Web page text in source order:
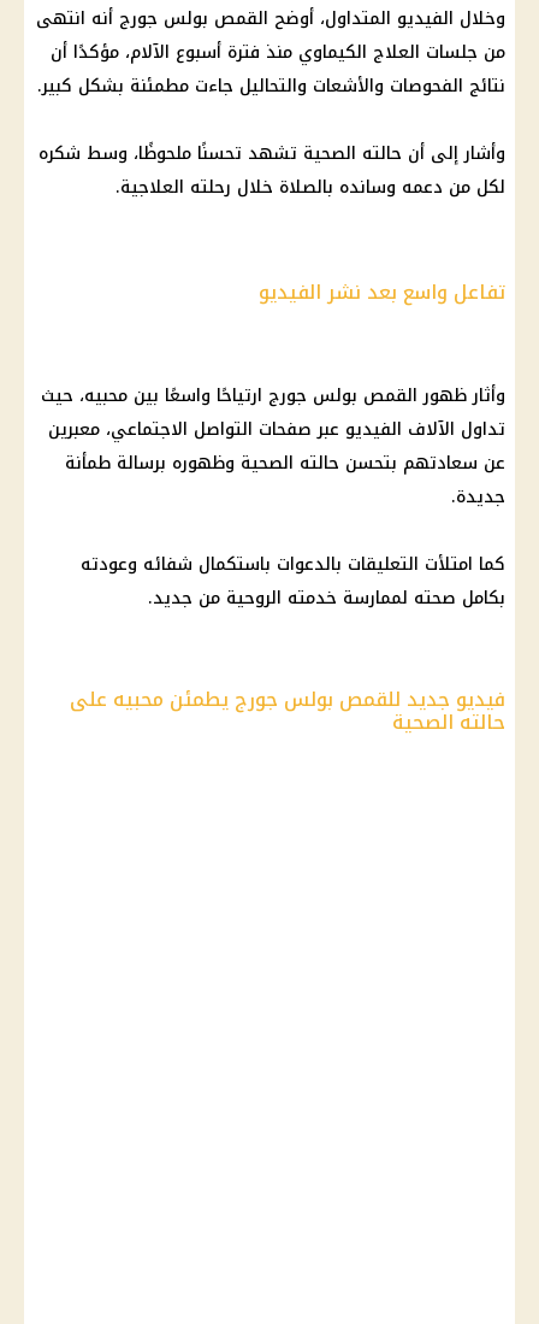
وخلال الفيديو المتداول، أوضح القمص بولس جورج أنه انتهى
من جلسات العلاج الكيماوي منذ فترة أسبوع الآلام، مؤكدًا أن
نتائج الفحوصات والأشعات والتحاليل جاءت مطمئنة بشكل كبير.
وأشار إلى أن حالته الصحية تشهد تحسنًا ملحوظًا، وسط شكره
لكل من دعمه وسانده بالصلاة خلال رحلته العلاجية.
تفاعل واسع بعد نشر الفيديو
وأثار ظهور القمص بولس جورج ارتياحًا واسعًا بين محبيه، حيث
تداول الآلاف الفيديو عبر صفحات التواصل الاجتماعي، معبرين
عن سعادتهم بتحسن حالته الصحية وظهوره برسالة طمأنة
جديدة.
كما امتلأت التعليقات بالدعوات باستكمال شفائه وعودته
بكامل صحته لممارسة خدمته الروحية من جديد.
فيديو جديد للقمص بولس جورج يطمئن محبيه على
حالته الصحية